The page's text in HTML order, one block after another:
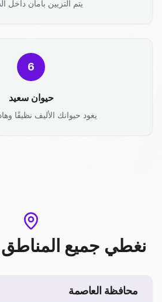
يتم التزيين بأمان داخل
6
حيوان سعيد
يعود حيوانك الأليف نظيفًا
نغطي جميع المناطق
محافظة العاصمة